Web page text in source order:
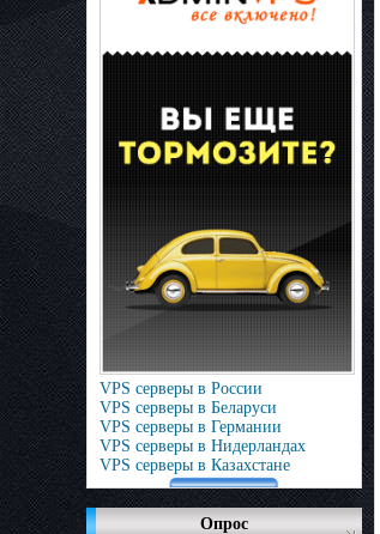
VPS серверы в России
VPS серверы в Беларуси
VPS серверы в Германии
VPS серверы в Нидерландах
VPS серверы в Казахстане
Опрос